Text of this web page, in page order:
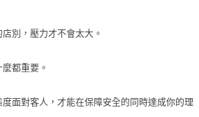
別，壓力才不會太大。
都重要。
面對客人，才能在保障安全的同時達成你的理